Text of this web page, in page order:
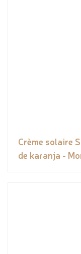
Crème solaire
de karanja -